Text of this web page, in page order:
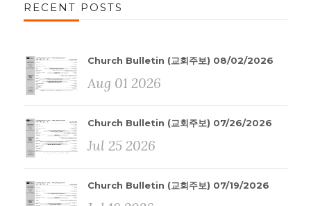
RECENT POSTS
Church Bulletin (교회주보) 08/02/2026
Aug 01 2026
Church Bulletin (교회주보) 07/26/2026
Jul 25 2026
Church Bulletin (교회주보) 07/19/2026